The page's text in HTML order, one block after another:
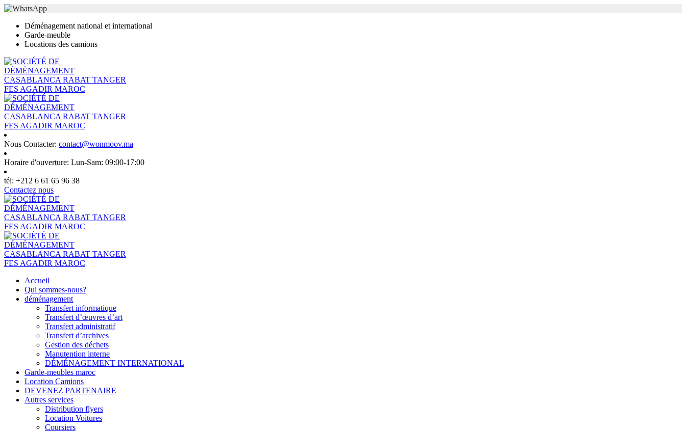
Déménagement national et international
Garde-meuble
Locations des camions
Nous Contacter: contact@wonmoov.ma
Horaire d'ouverture: Lun-Sam: 09:00-17:00
tél: +212 6 61 65 96 38
Contactez nous
Accueil
Qui sommes-nous?
déménagement
Transfert informatique
Transfert d’œuvres d’art
Transfert administratif
Transfert d’archives
Gestion des déchets
Manutention interne
DÉMÉNAGEMENT INTERNATIONAL
Garde-meubles maroc
Location Camions
DEVENEZ PARTENAIRE
Autres services
Distribution flyers
Location Voitures
Coursiers